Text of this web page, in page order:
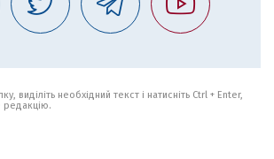
виділіть необхідний текст і натисніть Ctrl + Enter,
редакцію.